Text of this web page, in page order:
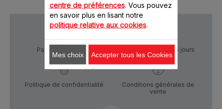
Paiement Sécurisé Livraison sous 5 à 6 jours
Politique de confidentialité
Conditions générales de
vente
centre de préférences. Vous pouvez
en savoir plus en lisant notre
politique relative aux cookies.
Mes choix Accepter tous les Cookies